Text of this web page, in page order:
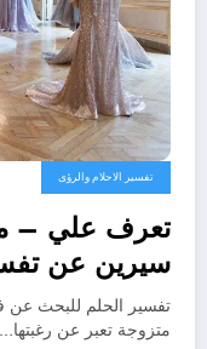
تفسير الاحلام والرؤى
تعرف علي –
سيرين عن
لابن سيرين؟
تفسير الحلم للبحث عن
متزوجة تعبر عن رغبتها…